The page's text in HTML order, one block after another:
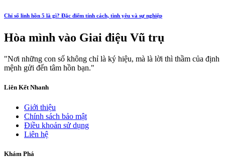
Chỉ số linh hồn 5 là gì? Đặc điểm tính cách, tình yêu và sự nghiệp
Hòa mình vào Giai điệu Vũ trụ
"Nơi những con số không chỉ là ký hiệu, mà là lời thì thầm của định
mệnh gửi đến tâm hồn bạn."
Liên Kết Nhanh
Giới thiệu
Chính sách bảo mật
Điều khoản sử dụng
Liên hệ
Khám Phá